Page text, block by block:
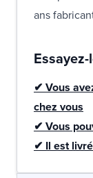
ans
✔ Vous
chez vous
✔ Vous
✔ Il est